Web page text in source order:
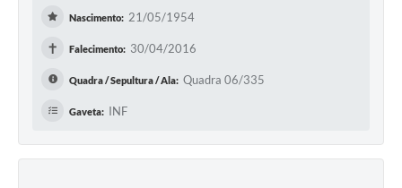
Nascimento: 21/05/1954
✝ Falecimento: 30/04/2016
Quadra / Sepultura / Ala: Quadra 06/335
Gaveta: INF